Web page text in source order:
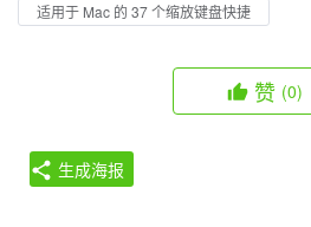
适用于 Mac 的 37 个缩放键盘快捷
赞 (0)
生成海报